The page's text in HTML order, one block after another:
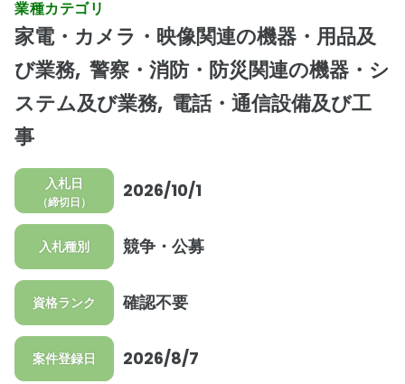
業種カテゴリ
家電・カメラ・映像関連の機器・用品及
び業務 警察・消防・防災関連の機器・シ
ステム及び業務 電話・通信設備及び工
事
入札日
（締切日）
2026/10/1
入札種別 競争・公募
資格ランク 確認不要
案件登録日 2026/8/7